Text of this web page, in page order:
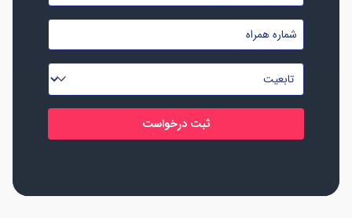
و
نام
خانوادگی
شماره
موبایل
تابعیت
*